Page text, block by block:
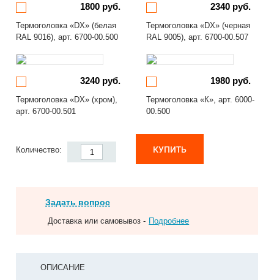
1800 руб.
Термоголовка «DX» (белая
RAL 9016), арт. 6700-00.500
2340 руб.
Термоголовка «DX» (черная
RAL 9005), арт. 6700-00.507
3240 руб.
Термоголовка «DX» (хром),
арт. 6700-00.501
1980 руб.
Термоголовка «К», арт. 6000-
00.500
Количество: КУПИТЬ
Задать вопрос
Доставка или самовывоз - Подробнее
ОПИСАНИЕ